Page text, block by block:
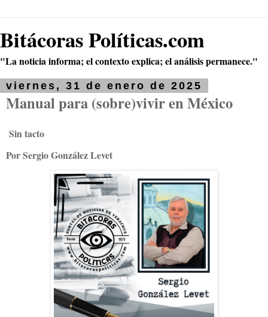
Bitácoras Políticas.com
"La noticia informa; el contexto explica; el análisis permanece."
viernes, 31 de enero de 2025
Manual para (sobre)vivir en México
Sin tacto
Por Sergio González Levet